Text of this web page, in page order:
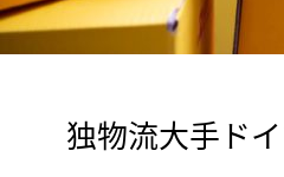
独物流大手ド